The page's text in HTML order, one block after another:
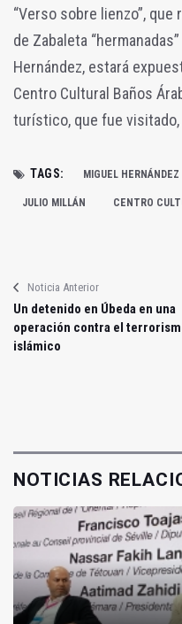
“Verso sobre lienzo”,
de Zabaleta
Hernández, estará
Centro Cultural Baños
turístico, que fue
TAGS: MIGUEL HERNÁNDEZ
JULIO MILLÁN CENTRO
Noticia Anterior
Un detenido en Úbeda en una
operación contra el
islámico
NOTICIAS